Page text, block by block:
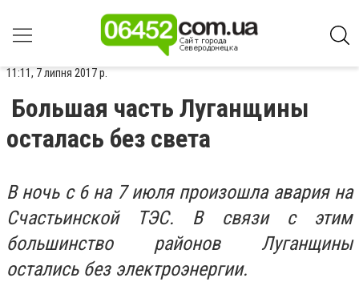
11:11, 7 липня 2017 р.
Большая часть Луганщины
осталась без света
В ночь с 6 на 7 июля произошла авария на
Счастьинской ТЭС. В связи с этим
большинство районов Луганщины
остались без электроэнергии.